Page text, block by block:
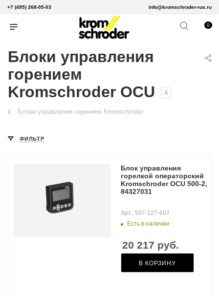
+7 (495) 268-05-03 info@kromschroder-rus.ru
0
Блоки управления
горением
Kromschroder OCU
4
Блоки управления горением Kromschroder
ФИЛЬТР
Блок управления
горелкой операторский
Kromschroder OCU 500-2,
84327031
Есть в наличии
Арт.: 507-127-607
20 217 руб.
В КОРЗИНУ